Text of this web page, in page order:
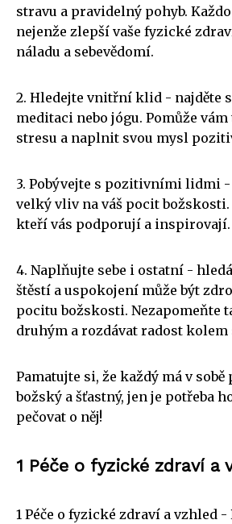
stravu a pravidelný pohyb.
nejenže zlepší vaše fyzické
náladu a sebevědomí.
2. Hledejte vnitřní klid - najděte
meditaci nebo jógu. Pomůže vám
stresu a naplnit svou mysl
3. Pobývejte s pozitivními lidmi
velký vliv na váš pocit
kteří vás podporují a inspirovají.
4. Naplňujte sebe i ostatní -
štěstí a uspokojení může být
pocitu božskosti. Nezapomeňte
druhým a rozdávat radost kolem
Pamatujte si, že každý má v
božský a šťastný, jen je potřeba
pečovat o něj!
1 Péče o fyzické zdraví a
1 Péče o fyzické zdraví a vzhled